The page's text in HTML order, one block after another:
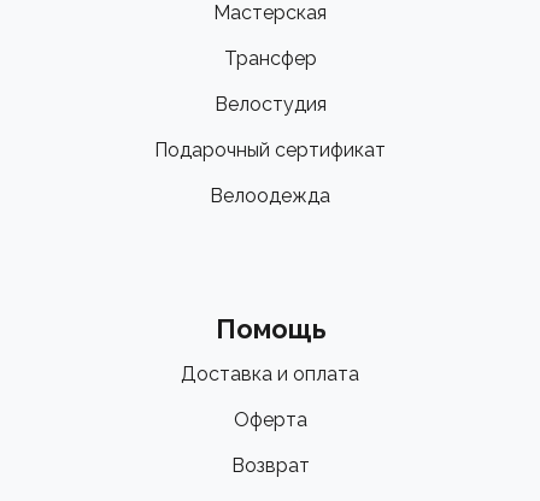
Мастерская
Трансфер
Велостудия
Подарочный сертификат
Велоодежда
Помощь
Доставка и оплата
Оферта
Возврат